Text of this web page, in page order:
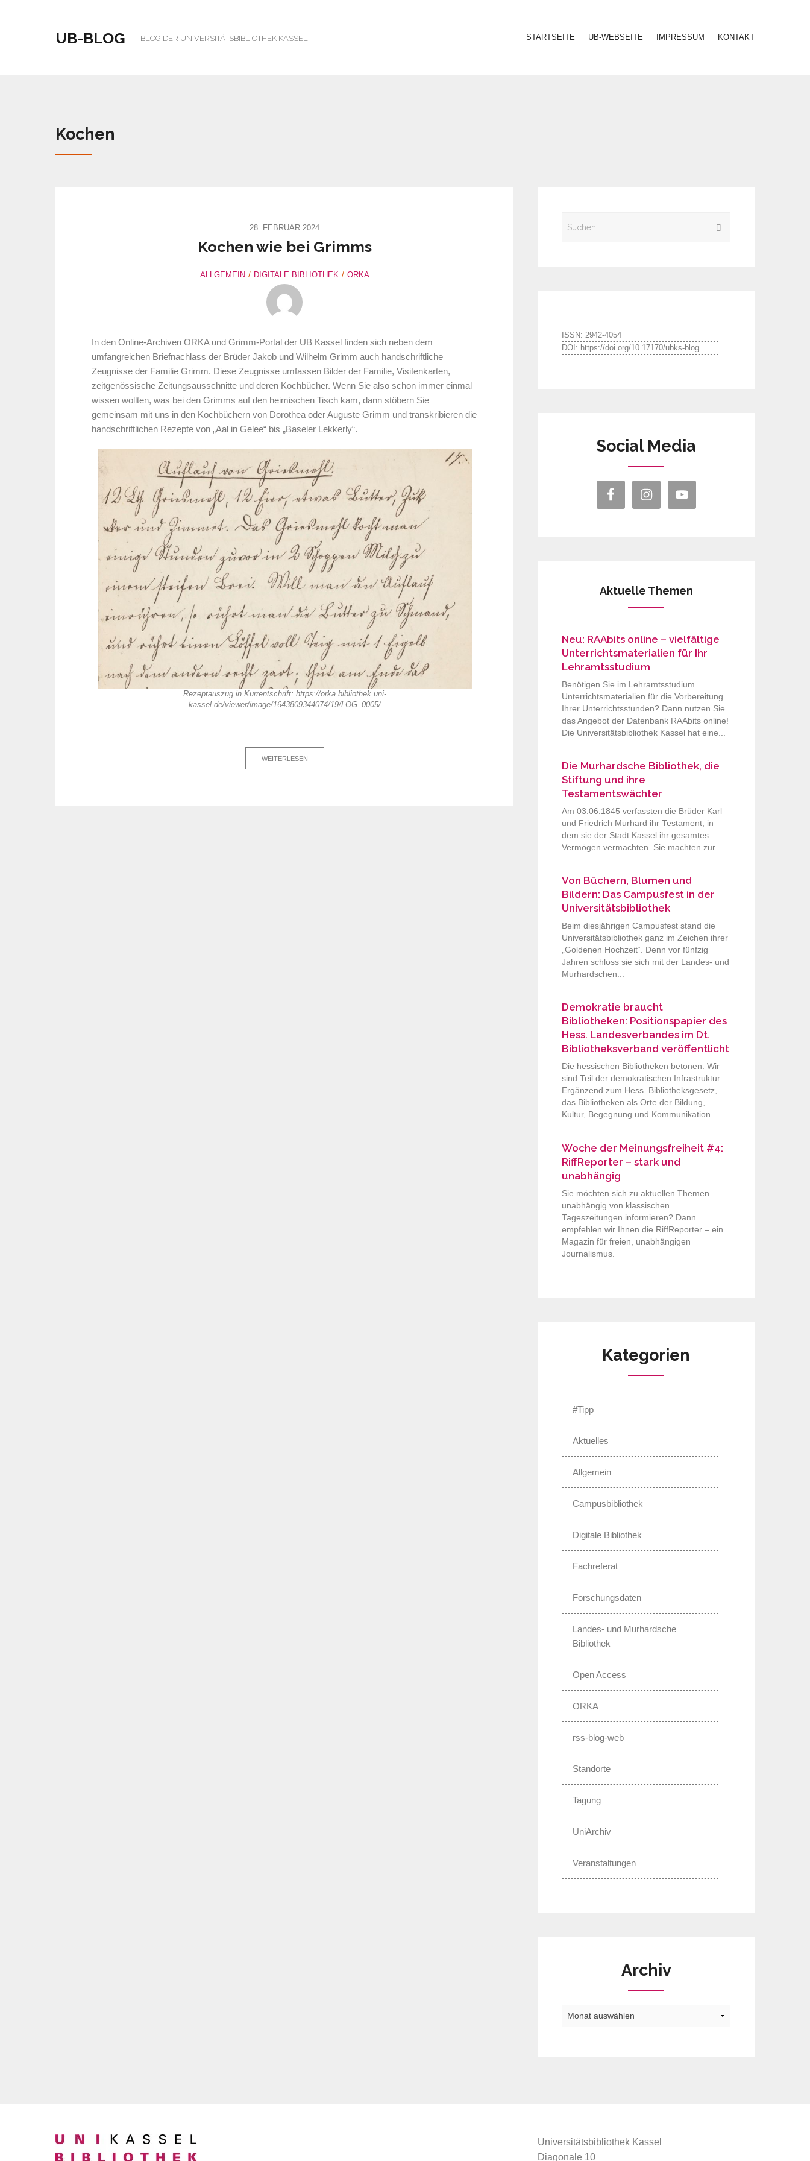
UB-BLOG BLOG DER UNIVERSITÄTSBIBLIOTHEK KASSEL STARTSEITE UB-WEBSEITE IMPRESSUM KONTAKT
Kochen
28. FEBRUAR 2024
Kochen wie bei Grimms
ALLGEMEIN DIGITALE BIBLIOTHEK ORKA
In den Online-Archiven ORKA und Grimm-Portal der UB Kassel finden sich neben dem
umfangreichen Briefnachlass der Brüder Jakob und Wilhelm Grimm auch handschriftliche
Zeugnisse der Familie Grimm. Diese Zeugnisse umfassen Bilder der Familie, Visitenkarten,
zeitgenössische Zeitungsausschnitte und deren Kochbücher. Wenn Sie also schon immer einmal
wissen wollten, was bei den Grimms auf den heimischen Tisch kam, dann stöbern Sie
gemeinsam mit uns in den Kochbüchern von Dorothea oder Auguste Grimm und transkribieren die
handschriftlichen Rezepte von „Aal in Gelee“ bis „Baseler Lekkerly“.
Rezeptauszug in Kurrentschrift: https://orka.bibliothek.uni-
kassel.de/viewer/image/1643809344074/19/LOG_0005/
WEITERLESEN
ISSN: 2942-4054
DOI: https://doi.org/10.17170/ubks-blog
Social Media
Aktuelle Themen
Neu: RAAbits online – vielfältige
Unterrichtsmaterialien für Ihr
Lehramtsstudium
Benötigen Sie im Lehramtsstudium
Unterrichtsmaterialien für die Vorbereitung
Ihrer Unterrichtsstunden? Dann nutzen Sie
das Angebot der Datenbank RAAbits online!
Die Universitätsbibliothek Kassel hat eine...
Die Murhardsche Bibliothek, die
Stiftung und ihre
Testamentswächter
Am 03.06.1845 verfassten die Brüder Karl
und Friedrich Murhard ihr Testament, in
dem sie der Stadt Kassel ihr gesamtes
Vermögen vermachten. Sie machten zur...
Von Büchern, Blumen und
Bildern: Das Campusfest in der
Universitätsbibliothek
Beim diesjährigen Campusfest stand die
Universitätsbibliothek ganz im Zeichen ihrer
„Goldenen Hochzeit“. Denn vor fünfzig
Jahren schloss sie sich mit der Landes- und
Murhardschen...
Demokratie braucht
Bibliotheken: Positionspapier des
Hess. Landesverbandes im Dt.
Bibliotheksverband veröffentlicht
Die hessischen Bibliotheken betonen: Wir
sind Teil der demokratischen Infrastruktur.
Ergänzend zum Hess. Bibliotheksgesetz,
das Bibliotheken als Orte der Bildung,
Kultur, Begegnung und Kommunikation...
Woche der Meinungsfreiheit #4:
RiffReporter – stark und
unabhängig
Sie möchten sich zu aktuellen Themen
unabhängig von klassischen
Tageszeitungen informieren? Dann
empfehlen wir Ihnen die RiffReporter – ein
Magazin für freien, unabhängigen
Journalismus.
Kategorien
#Tipp
Aktuelles
Allgemein
Campusbibliothek
Digitale Bibliothek
Fachreferat
Forschungsdaten
Landes- und Murhardsche
Bibliothek
Open Access
ORKA
rss-blog-web
Standorte
Tagung
UniArchiv
Veranstaltungen
Archiv
Archiv
Universitätsbibliothek Kassel
Diagonale 10